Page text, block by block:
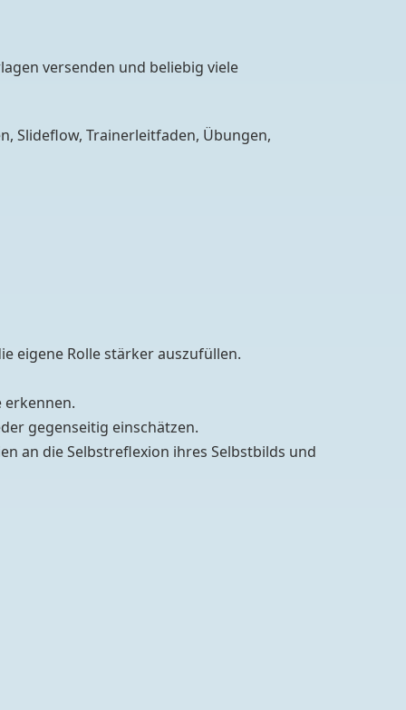
versenden und beliebig viele
Slideflow, Trainerleitfaden, Übungen,
eigene Rolle stärker auszufüllen.
erkennen.
gegenseitig einschätzen.
an die Selbstreflexion ihres Selbstbilds und